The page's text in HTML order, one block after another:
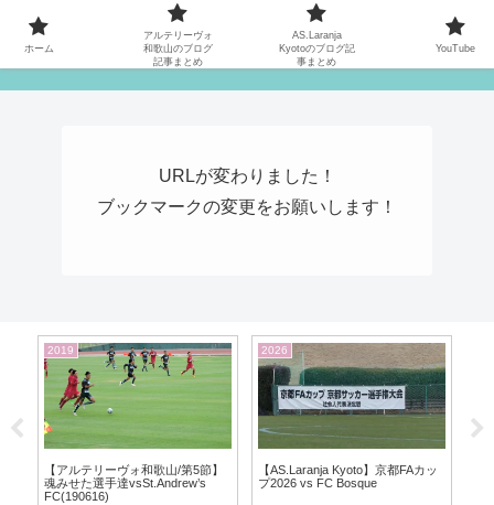
MATYの関西サッカーリーグ応援日記
URLが変わりました！
ブックマークの変更をお願いします！
2019
【アルテリーヴォ和歌山/第5節】
魂みせた選手達vsSt.Andrew’s
FC(190616)
2026
【AS.Laranja Kyoto】京都FAカッ
プ2026 vs FC Bosque
ホーム
アルテリーヴォ
和歌山のブログ
記事まとめ
AS.Laranja
Kyotoのブログ記
事まとめ
YouTube